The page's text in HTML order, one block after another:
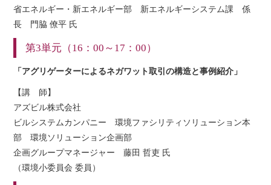
省エネルギー・新エネルギー部 新エネルギーシステム課 係
長 門脇 僚平 氏
第3単元（16：00～17：00）
「アグリゲーターによるネガワット取引の構造と事例紹介」
【講 師】
アズビル株式会社
ビルシステムカンパニー 環境ファシリティソリューション本
部 環境ソリューション企画部
企画グループマネージャー 藤田 哲吏 氏
（環境小委員会 委員）